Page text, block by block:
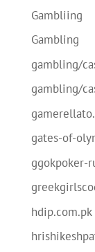
Gambliing
Gambling
gambling/
gambling/
gates-of-
ggokpoker-
hdip.com.pk